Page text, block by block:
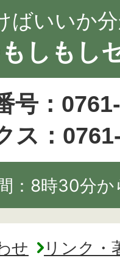
ばいいか
しもし
号：
ス：
：8時30分
せ
リンク・